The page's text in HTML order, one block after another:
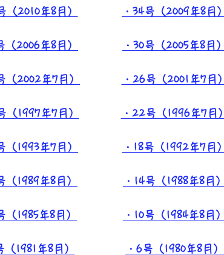
（2010年8月） ・34号（2009年8月）
（2006年8月） ・30号（2005年8月）
（2002年7月） ・26号（2001年7月）
（1997年7月） ・22号（1996年7月）
（1993年7月） ・18号（1992年7月）
（1989年8月） ・14号（1988年8月）
（1985年8月） ・10号（1984年8月）
（1981年8月） ・6号（1980年8月）